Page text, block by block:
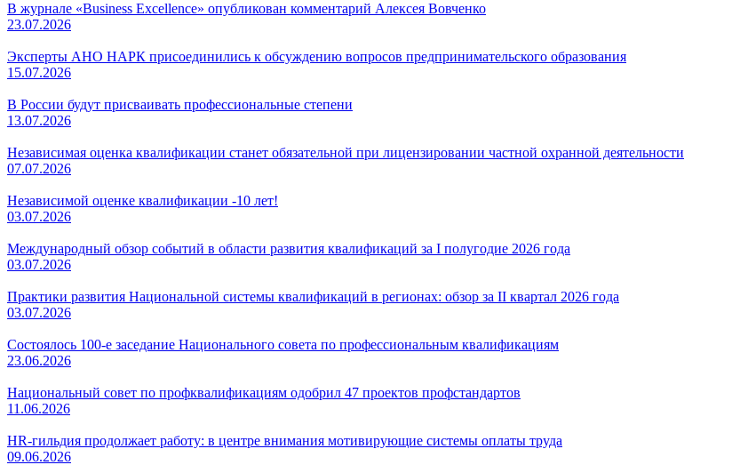
В журнале «Business Excellence» опубликован комментарий Алексея Вовченко
23.07.2026
Эксперты АНО НАРК присоединились к обсуждению вопросов предпринимательского образования
15.07.2026
В России будут присваивать профессиональные степени
13.07.2026
Независимая оценка квалификации станет обязательной при лицензировании частной охранной деятельности
07.07.2026
Независимой оценке квалификации -10 лет!
03.07.2026
Международный обзор событий в области развития квалификаций за I полугодие 2026 года
03.07.2026
Практики развития Национальной системы квалификаций в регионах: обзор за II квартал 2026 года
03.07.2026
Состоялось 100-е заседание Национального совета по профессиональным квалификациям
23.06.2026
Национальный совет по профквалификациям одобрил 47 проектов профстандартов
11.06.2026
HR-гильдия продолжает работу: в центре внимания мотивирующие системы оплаты труда
09.06.2026